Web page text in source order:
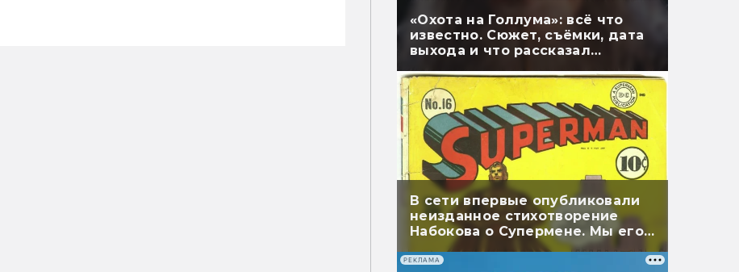
«Охота на Голлума»: всё что
известно. Сюжет, съёмки, дата
выхода и что рассказал
В сети впервые опубликовали
неизданное стихотворение
Набокова о Супермене. Мы его
перевели
РЕКЛАМА